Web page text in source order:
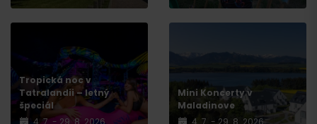
Tropická noc v
Tatralandii – letný
špeciál
4. 7. - 29. 8. 2026
Mini Koncerty v
Maladinove
4. 7. - 29. 8. 2026